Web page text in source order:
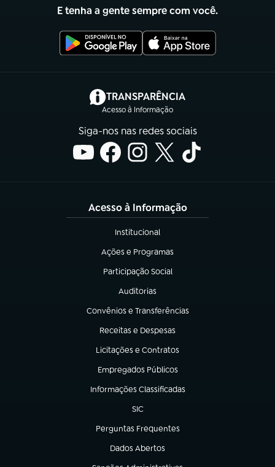
E tenha a gente sempre com você.
TRANSPARÊNCIA
Acesso à Informação
(abre em nova aba)
Siga-nos nas redes sociais
Acesso à Informação
Institucional
(abre em nova aba)
Ações e Programas
(abre em nova aba)
Participação Social
(abre em nova aba)
Auditorias
(abre em nova aba)
Convênios e Transferências
(abre em nova aba)
Receitas e Despesas
(abre em nova aba)
Licitações e Contratos
(abre em nova aba)
Empregados Públicos
(abre em nova aba)
Informações Classificadas
(abre em nova aba)
SIC
(abre em nova aba)
Perguntas Frequentes
(abre em nova aba)
Dados Abertos
(abre em nova aba)